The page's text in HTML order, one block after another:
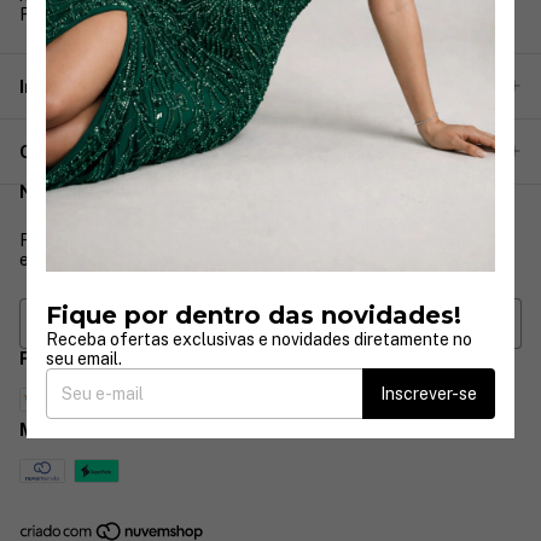
Rua José Paulino 333
Informações
Categorias
Newsletter
Receba ofertas exclusivas e novidades diretamente no seu
email.
Formas de pagamento
Métodos de envio
Fique por dentro das novidades!
Receba ofertas exclusivas e novidades diretamente no
seu email.
Inscrever-se